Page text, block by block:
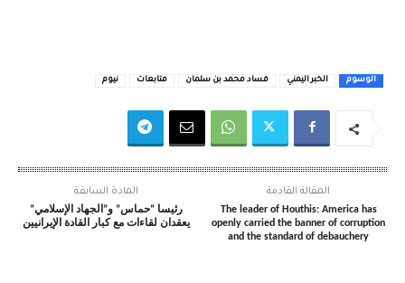
الوسوم الخبر اليمني فساد محمد بن سلمان متابعات نيوم
المادة السابقة
رئيسا “حماس” و”الجهاد الإسلامي”
يعقدان لقاءات مع كبار القادة الإيرانيين
المقالة القادمة
The leader of Houthis: America has
openly carried the banner of corruption
and the standard of debauchery